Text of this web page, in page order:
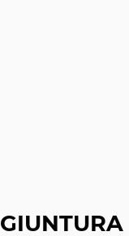
GIUNTURA